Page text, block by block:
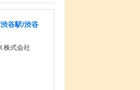
谷駅/渋谷
株式会社